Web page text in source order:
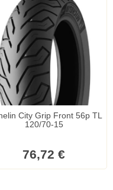
City Grip Front 56p TL
120/70-15
76,72 €